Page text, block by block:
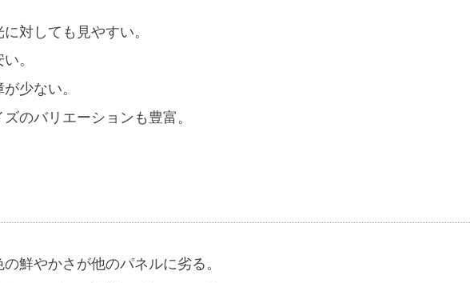
対しても見やすい。
。
少ない。
のバリエーションも豊富。
鮮やかさが他のパネルに劣る。